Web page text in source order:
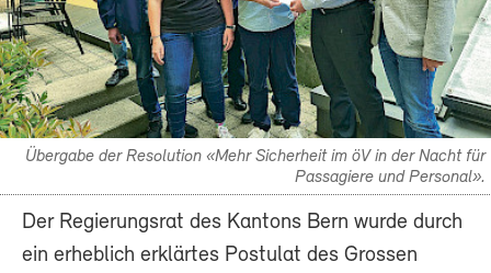
Übergabe der Resolution «Mehr Sicherheit im öV in der Nacht für
Passagiere und Personal».
Der Regierungsrat des Kantons Bern wurde durch
ein erheblich erklärtes Postulat des Grossen